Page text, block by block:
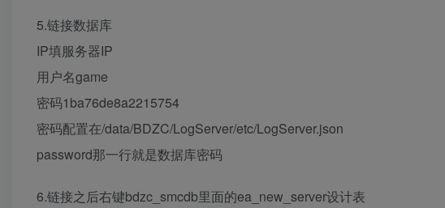
5.链接数据库
IP填服务器IP
用户名game
密码1ba76de8a2215754
密码配置在/data/BDZC/LogServer/etc/LogServer.json
password那一行就是数据库密码
6.链接之后右键bdzc_smcdb里面的ea_new_server设计表